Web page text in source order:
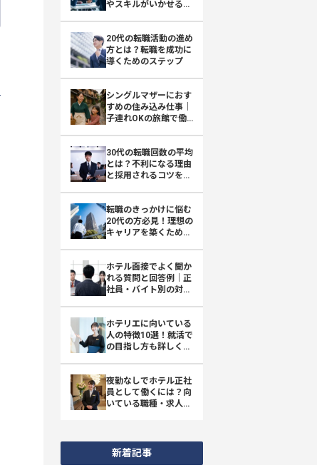
やスキルがいかせる転
20代の転職活動の進め
方とは？転職を成功に
導くためのステップ
シングルマザーにおす
すめの住み込み仕事｜
子連れOKの旅館で働
30代の転職回数の平均
とは？不利になる理由
と採用されるコツを解
転職のきっかけに悩む
20代の方必見！理想の
キャリアを築くために
ホテル面接でよく聞か
れる質問と回答例｜正
社員・バイト別の対策
ホテリエに向いている
人の特徴10選！就活で
の目指し方も詳しく解
夜勤なしでホテル正社
員として働くには？向
いている職種・求人の
新着記事